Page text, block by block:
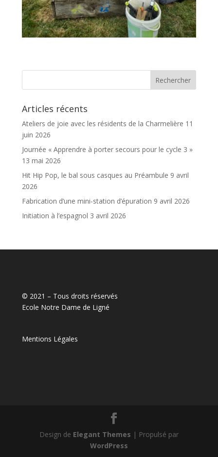
Articles récents
Ateliers de joie avec les résidents de la Charmelière 11
juin 2026
Journée « Apprendre à porter secours pour le cycle 3 »
13 mai 2026
Hit Hip Pop, le bal sous casques au Préambule 9 avril
2026
Fabrication d’une mini-station d’épuration 9 avril 2026
Initiation à l’espagnol 3 avril 2026
© 2021 – Tous droits réservés
Ecole Notre Dame de Ligné
Mentions Légales
Design de Elegant Themes | Propulsé par
WordPress